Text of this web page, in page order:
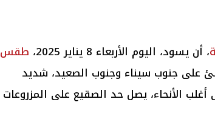
، أن يسود، اليوم الأربعاء 8 يناير 2025،
طقس
على جنوب سيناء وجنوب الصعيد، شديد
أغلب الأنحاء، يصل حد الصقيع على المزروعات